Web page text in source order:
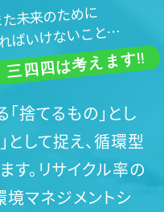
未来のために
ばいけないこと…
三四四は考えます!!
捨てるもの」とし
として捉え、循環型
。リサイクル率の
境マネジメントシ